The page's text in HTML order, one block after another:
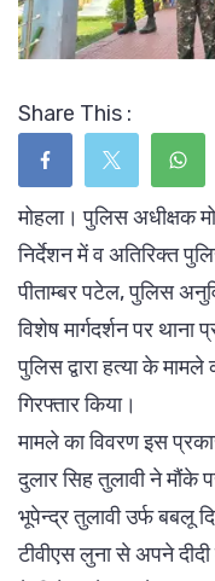
Share This :
मोहला। पुलिस अधीक्षक
निर्देशन में व अतिरिक्त
पीताम्बर पटेल, पुलिस
विशेष मार्गदर्शन पर
पुलिस द्वारा हत्या के
गिरफ्तार किया।
मामले का विवरण इस
दुलार सिह तुलावी ने मौंके
भूपेन्द्र तुलावी उर्फ
टीवीएस लुना से अपने